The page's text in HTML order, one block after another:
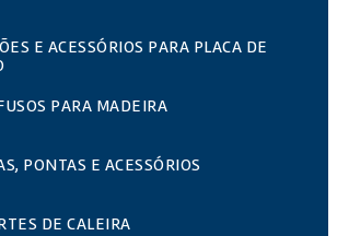
E ACESSÓRIOS PARA PLACA DE
PARA MADEIRA
PONTAS E ACESSÓRIOS
DE CALEIRA